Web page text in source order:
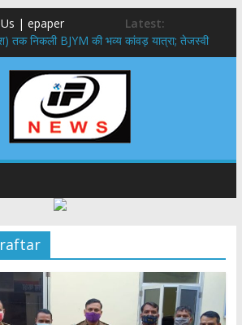
| epaper
Latest:
तक निकली BJYM की भव्य कांवड़ यात्रा; तेजस्वी
के कल्याण की कामना
के EE, AE और JE निलंबित, सीएम धामी के निर्देश
पेंशन लाभार्थियों को कुल 146 करोड़ 32 लाख
मुख्यमंत्री धामी ने उत्कृष्ट बुनकरों और हस्तशिल्प
पशुपालकों को 60% तक सब्सिडी, गंगा एक्सप्रेसवे का